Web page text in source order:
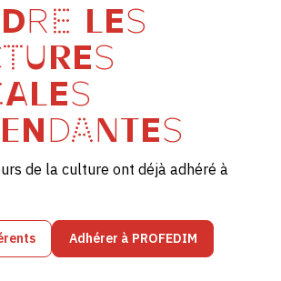
LES
de la culture ont déjà adhéré à
Adhérer à PROFEDIM